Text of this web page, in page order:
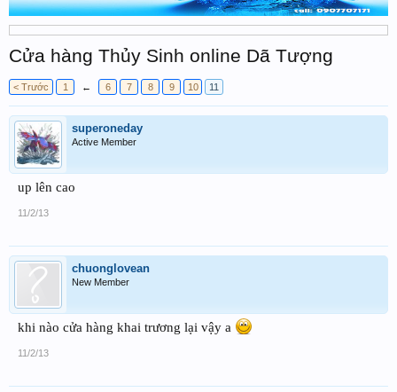
Cửa hàng Thủy Sinh online Dã Tượng
< Trước 1 ← 6 7 8 9 10 11
superoneday
Active Member
up lên cao
11/2/13
chuonglovean
New Member
khi nào cửa hàng khai trương lại vậy a
11/2/13